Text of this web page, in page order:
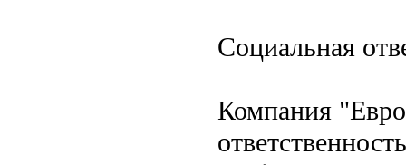
Социальная
Компания